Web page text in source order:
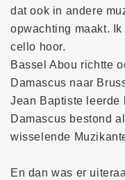
dat ook in andere
opwachting maakt.
cello hoor.
Bassel Abou richtte
Damascus naar
Jean Baptiste leerde
Damascus bestond
wisselende
En dan was er